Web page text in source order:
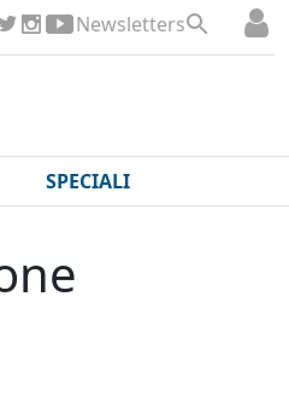
Newsletters
SPECIALI